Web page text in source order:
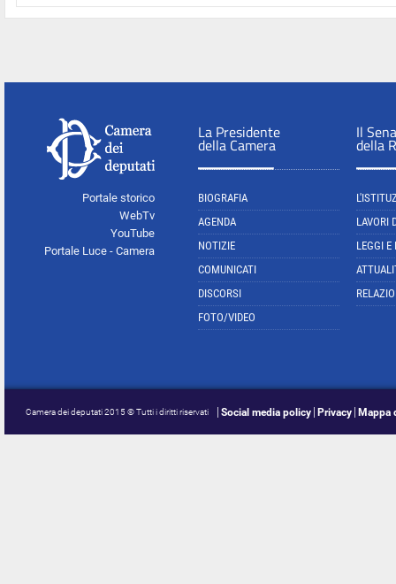
Portale storico
WebTv
YouTube
Portale Luce - Camera
La Presidente
della Camera
BIOGRAFIA
AGENDA
NOTIZIE
COMUNICATI
DISCORSI
FOTO/VIDEO
Il
della
LAVORI
LEGGI E
Camera dei deputati 2015 © Tutti i diritti riservati Social media policy Privacy Mappa